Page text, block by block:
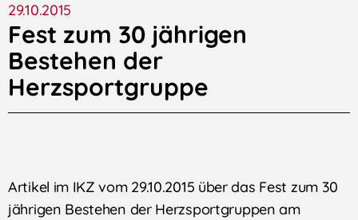
29.10.2015
Fest zum 30 jährigen
Bestehen der
Herzsportgruppe
Artikel im IKZ vom 29.10.2015 über das Fest zum 30
jährigen Bestehen der Herzsportgruppen am